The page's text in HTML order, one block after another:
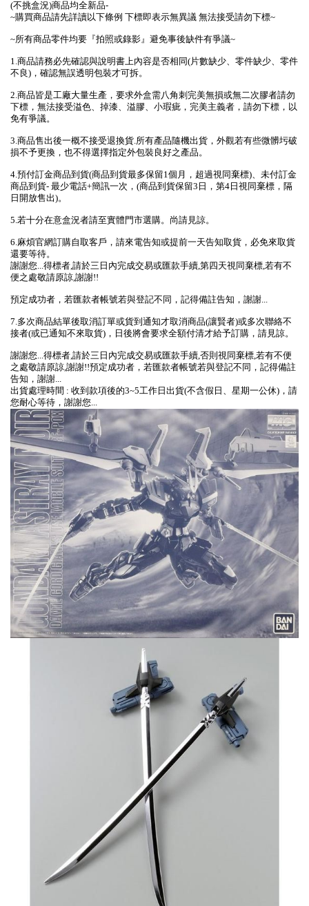
(不挑盒況)商品均全新品-
~購買商品請先詳讀以下條例 下標即表示無異議 無法接受請勿下標~
~所有商品零件均要『拍照或錄影』避免事後缺件有爭議~
1.商品請務必先確認與說明書上內容是否相同(片數缺少、零件缺少、零件
不良)，確認無誤透明包裝才可拆。
2.商品皆是工廠大量生產，要求外盒需八角刺完美無損或無二次膠者請勿
下標，無法接受溢色、掉漆、溢膠、小瑕疵，完美主義者，請勿下標，以
免有爭議。
3.商品售出後一概不接受退換貨.所有產品隨機出貨，外觀若有些微髒圬破
損不予更換，也不得選擇指定外包裝良好之產品。
4.預付訂金商品到貨(商品到貨最多保留1個月，超過視同棄標)、未付訂金
商品到貨- 最少電話+簡訊一次，(商品到貨保留3日，第4日視同棄標，隔
日開放售出)。
5.若十分在意盒況者請至實體門市選購。尚請見諒。
6.麻煩官網訂購自取客戶，請來電告知或提前一天告知取貨，必免來取貨
還要等待。
謝謝您...得標者,請於三日內完成交易或匯款手續,第四天視同棄標,若有不
便之處敬請原諒,謝謝!!
預定成功者，若匯款者帳號若與登記不同，記得備註告知，謝謝...
7.多次商品結單後取消訂單或貨到通知才取消商品(讓賢者)或多次聯絡不
接者(或已通知不來取貨)，日後將會要求全額付清才給予訂購，請見諒。
謝謝您...得標者,請於三日內完成交易或匯款手續,否則視同棄標,若有不便
之處敬請原諒,謝謝!!預定成功者，若匯款者帳號若與登記不同，記得備註
告知，謝謝...
出貨處理時間 : 收到款項後的3~5工作日出貨(不含假日、星期一公休)，請
您耐心等待，謝謝您...